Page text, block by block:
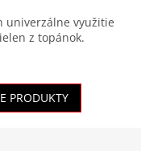
univerzálne využitie
z topánok.
PRODUKTY